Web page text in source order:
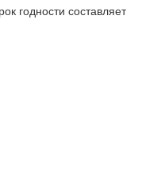
годности составляет